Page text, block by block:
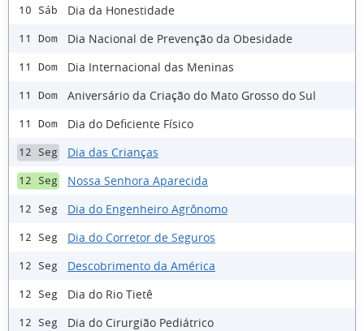
10 Sáb Dia da Honestidade
11 Dom Dia Nacional de Prevenção da Obesidade
11 Dom Dia Internacional das Meninas
11 Dom Aniversário da Criação do Mato Grosso do Sul
11 Dom Dia do Deficiente Físico
12 Seg Dia das Crianças
12 Seg Nossa Senhora Aparecida
12 Seg Dia do Engenheiro Agrônomo
12 Seg Dia do Corretor de Seguros
12 Seg Descobrimento da América
12 Seg Dia do Rio Tietê
12 Seg Dia do Cirurgião Pediátrico